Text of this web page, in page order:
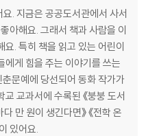
습니다. 돈에는 각자 제자리에서
피땀 어린 수고가 담겨 있습니다.
심어 주기 위해 어린이들에게 재
로 중요한 경제 관념은 정직하게
것이 아닐까요. 고전 소설 《전
지 동화로 태어난 이 동화책은 현
참다운 가치를 잘 담아내어, 어린
입니다.
. 지금은 공공도서관에서 사서
아해요. 그래서 책과 사람을 이
. 특히 책을 읽고 있는 어린이
에게 힘을 주는 이야기를 쓰는
문예에 당선되어 동화 작가가
교과서에 수록된 《붕붕 도서
만 원이 생긴다면》 《전학 온
있어요.